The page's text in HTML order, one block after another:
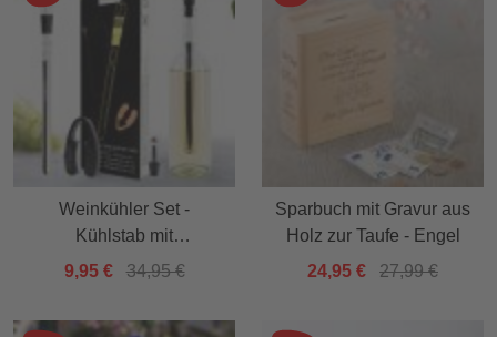
Weinkühler Set -
Kühlstab mit
Weinzubehör
9,95 € 34,95 €
Sparbuch mit Gravur aus
Holz zur Taufe - Engel
24,95 €
27,99 €